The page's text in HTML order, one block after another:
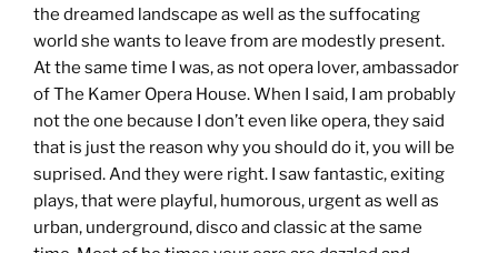
the dreamed landscape as well as the suffocating
world she wants to leave from are modestly present.
At the same time I was, as not opera lover, ambassador
of The Kamer Opera House. When I said, I am probably
not the one because I don’t even like opera, they said
that is just the reason why you should do it, you will be
suprised. And they were right. I saw fantastic, exiting
plays, that were playful, humorous, urgent as well as
urban, underground, disco and classic at the same